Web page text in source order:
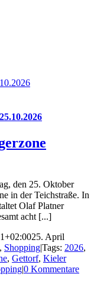
den 25. Oktober
in der Teichstraße. In
Olaf Platner
acht [...]
25. April
, Shopping|Tags: 2026,
, Gettorf, Kieler
|0 Kommentare